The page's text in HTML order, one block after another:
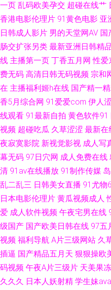
COm77 久草先锋毛片在线 深夜影院
秘密入口 欧
一页 乱码欧美孕交 超碰在线艹
香港电影伦理片 91黄色电影 亚
日韩成人影片 男的天堂网AV 国
肠交扩张另类 最新亚洲日韩精
线 主播第一页 丁香五月网 性爱
费无码 高清日韩无码视频 宗和
在 主播福利姬h在线 国产精一
香5月综合网 91爱爱com 伊人
线观看 91最新自拍 黄色软件91
视频 超碰吃瓜 久草涩涩 最新在
夜寂寞影院 新视觉影视 成人写
幕无码 97日穴网 成人免费在线
清 91av在线播放 91制作传媒
乱二乱三 日韩美女直播 91尤物
日本电影伦理片 黄瓜视频成人
爱 成人软件视频 午夜宅男在线
级国产 国产欧美日韩在线 97五
视频 福利导航 A片三级网站 久
插逼 国产精品五月天 狠狠操欧
码视频 午夜A片三级片 天美果
久久久 日本人妖射精 学生妹